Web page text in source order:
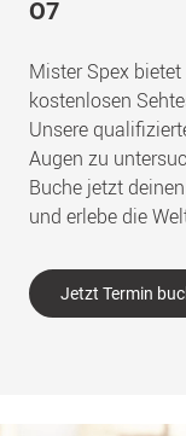
O7
Mister Spex
kostenlosen
Unsere
Augen zu
Buche jetzt
und erlebe die
Jetzt Termin